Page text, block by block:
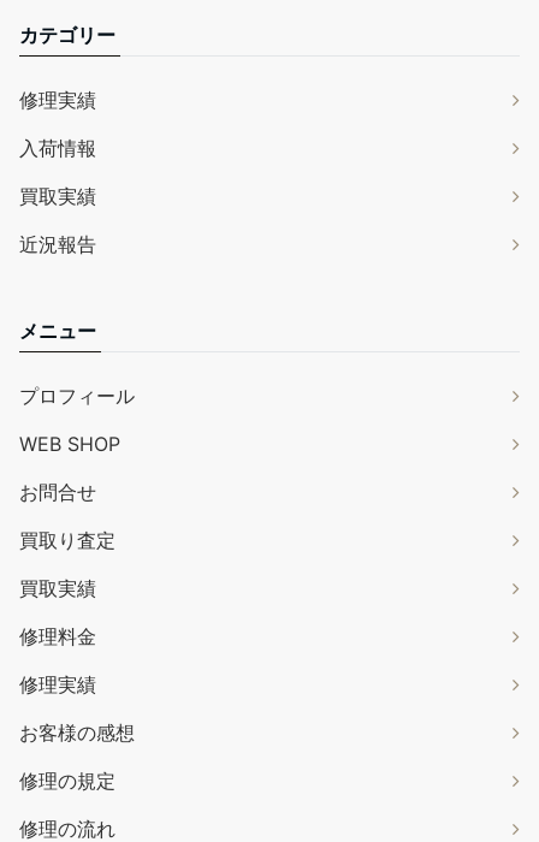
カテゴリー
修理実績
入荷情報
買取実績
近況報告
メニュー
プロフィール
WEB SHOP
お問合せ
買取り査定
買取実績
修理料金
修理実績
お客様の感想
修理の規定
修理の流れ